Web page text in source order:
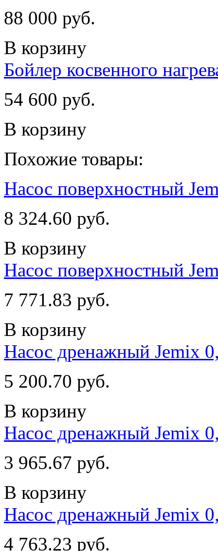
88 000 руб.
В корзину
Бойлер косвенного
54 600 руб.
В корзину
Похожие товары:
Насос поверхностный
8 324.60 руб.
В корзину
Насос поверхностный
7 771.83 руб.
В корзину
Насос дренажный Jemix
5 200.70 руб.
В корзину
Насос дренажный Jemix
3 965.67 руб.
В корзину
Насос дренажный Jemix
4 763.23 руб.